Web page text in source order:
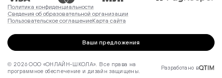
Политика конфиденциальности
Сведения об образовательной организации
Пользовательское соглашениеКарта сайта
Ваши предложения
© 2026 ООО «ОНЛАЙН-ШКОЛА». Все права на
программное обеспечение и дизайн защищены.
Разработано в